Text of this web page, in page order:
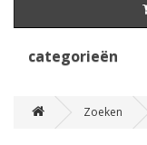
categorieën
Zoeken